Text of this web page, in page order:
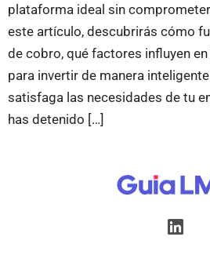
plataforma ideal sin
este artículo, descubrirás cómo
de cobro, qué factores influyen
para invertir de manera
satisfaga las necesidades de tu
has detenido […]